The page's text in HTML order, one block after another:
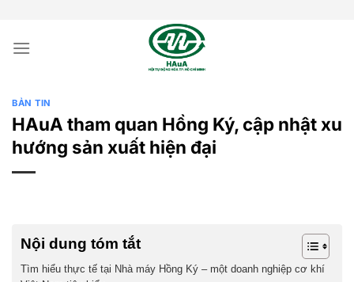
nội
BẢN TIN
HAuA tham quan Hồng Ký, cập nhật xu
hướng sản xuất hiện đại
Nội dung tóm tắt
Tìm hiểu thực tế tại Nhà máy Hồng Ký – một doanh nghiệp cơ khí